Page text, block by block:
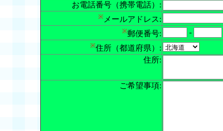
お電話番号（携帯電話）:
※メールアドレス:
※郵便番号: -
※住所（都道府県）:
住所:
ご希望事項: